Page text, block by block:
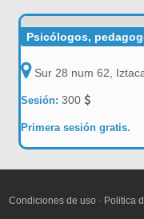
Psicólogos,
Sur 28 num 62,
Sesión:300
Primera sesión gratis.
Condiciones de uso - Politica